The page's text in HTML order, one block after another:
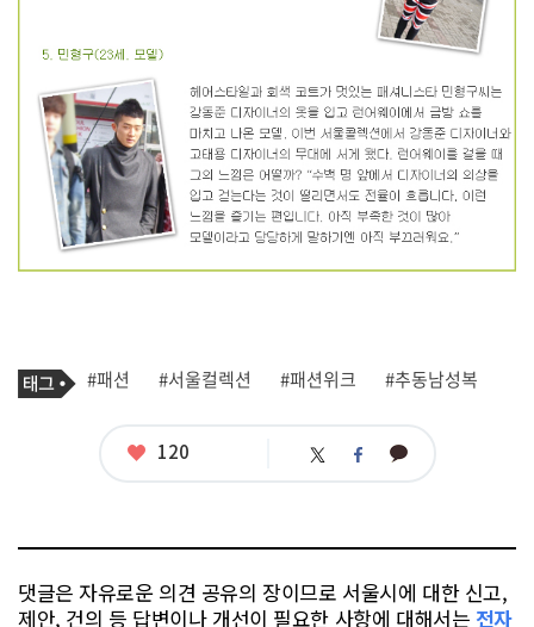
기
사
태
그
#패션 #서울컬렉션 #패션위크 #추동남성복
좋
120 트 페 카
댓글은 자유로운 의견 공유의 장이므로 서울시에 대한 신고,
제안, 건의 등 답변이나 개선이 필요한 사항에 대해서는 전자